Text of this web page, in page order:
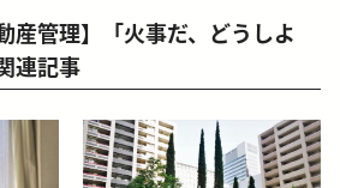
産管理】「火事だ、どうしよ
連記事